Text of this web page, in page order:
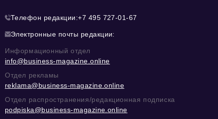
Телефон редакции:+7 495 727-01-67
Электронные почты редакции:
Информационный отдел
info@business-magazine.online
Отдел рекламы
reklama@business-magazine.online
Отдел распространения/редакционная подписка
podpiska@business-magazine.online